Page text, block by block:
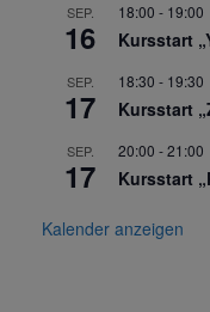
SEP.
16
18:00 - 19:00
Kursstart
SEP.
17
18:30 - 19:30
Kursstart
SEP.
17
20:00 -21:00
Kursstart
Kalender anzeigen